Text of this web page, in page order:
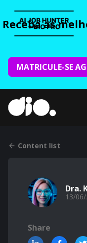
Receba as
MATRICULE-SE
Content list
Dra.
13/
Share